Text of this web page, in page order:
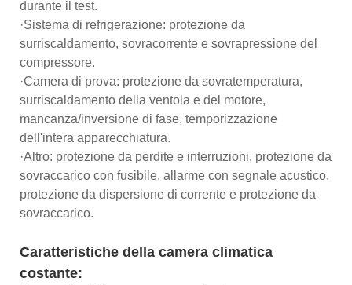
durante il test.
·Sistema di refrigerazione: protezione da
surriscaldamento, sovracorrente e sovrapressione del
compressore.
·Camera di prova: protezione da sovratemperatura,
surriscaldamento della ventola e del motore,
mancanza/inversione di fase, temporizzazione
dell'intera apparecchiatura.
·Altro: protezione da perdite e interruzioni, protezione da
sovraccarico con fusibile, allarme con segnale acustico,
protezione da dispersione di corrente e protezione da
sovraccarico.
Caratteristiche della camera climatica
costante: